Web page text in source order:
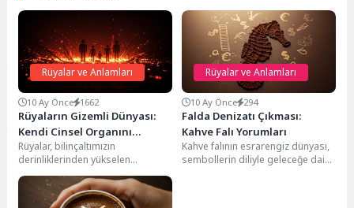
Rüyalar ve Anlamları
10 Ay Önce 1662
Rüyaların Gizemli Dünyası:
Kendi Cinsel Organını
Görmek Ne Anlama Gelir?
Rüyalar, bilinçaltımızın
derinliklerinden yükselen
mesajlar, semboller ve bazen de
şaşırtıcı imgelerle doludur. Bu
imgeler arasında,...
Rüyalar ve Anlamları
10 Ay Önce 294
Falda Denizatı Çıkması:
Kahve Falı Yorumları
Kahve falının esrarengiz dünyası,
sembollerin diliyle geleceğe dair